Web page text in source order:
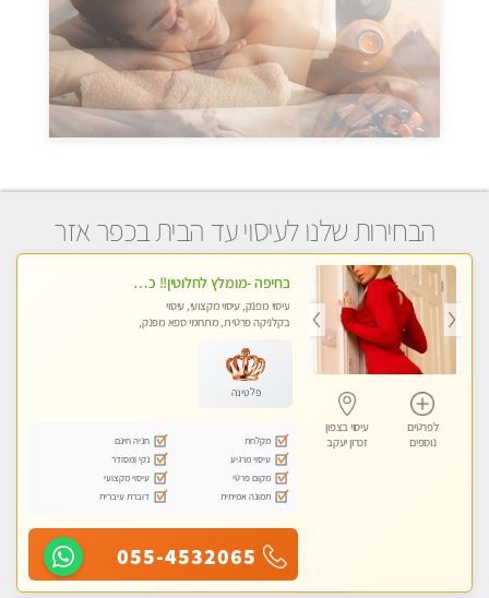
הבחירות שלנו לעיסוי עד הבית בכפר אזר
לפרטים
נוספים
עיסוי בצפון
זכרון יעקב
בחיפה -מומלץ לחלוטין!! כל סוגי העיסויים מעסה מקצועית ואיכותית פרטי!!!
עיסוי מפנק, עיסוי מקצועי, עיסוי
בקלניקה פרטית, מתחמי ספא מפנק,
טנטרה
פלטינה
מקלחת
חניה חינם
עיסוי מרגיע
נקי ומסודר
מקום פרטי
עיסוי מקצועי
תמונה אמיתית
דוברת עיברית
055-4532065